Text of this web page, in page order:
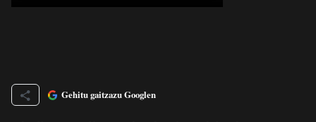
Gehitu gaitzazu Googlen